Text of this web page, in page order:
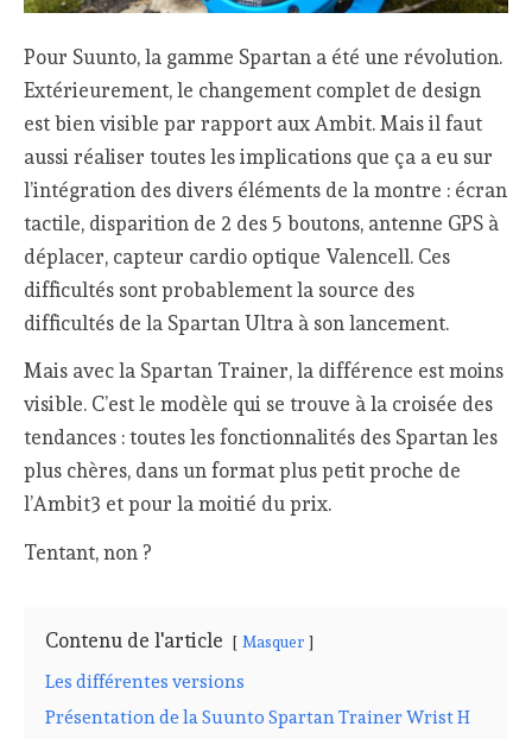
Pour Suunto, la gamme Spartan a été une révolution.
Extérieurement, le changement complet de design
est bien visible par rapport aux Ambit. Mais il faut
aussi réaliser toutes les implications que ça a eu sur
l’intégration des divers éléments de la montre : écran
tactile, disparition de 2 des 5 boutons, antenne GPS à
déplacer, capteur cardio optique Valencell. Ces
difficultés sont probablement la source des
difficultés de la Spartan Ultra à son lancement.
Mais avec la Spartan Trainer, la différence est moins
visible. C’est le modèle qui se trouve à la croisée des
tendances : toutes les fonctionnalités des Spartan les
plus chères, dans un format plus petit proche de
l’Ambit3 et pour la moitié du prix.
Tentant, non ?
Contenu de l'article Masquer
Les différentes versions
Présentation de la Suunto Spartan Trainer Wrist H